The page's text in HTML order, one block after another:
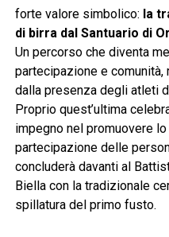
forte valore simbolico: la
di birra dal Santuario di
Un percorso che diventa
partecipazione e
dalla presenza degli atleti
Proprio quest’ultima
impegno nel promuovere
partecipazione delle
concluderà davanti al
Biella con la tradizionale
spillatura del primo fusto.